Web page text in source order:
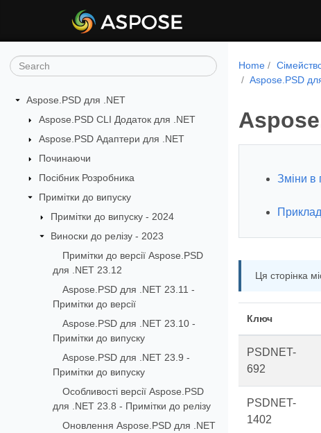
Aspose.PSD для .NET
Aspose.PSD CLI Додаток для .NET
Aspose.PSD Адаптери для .NET
Починаючи
Посібник Розробника
Примітки до випуску
Примітки до випуску - 2024
Виноски до релізу - 2023
Примітки до версії Aspose.PSD
для .NET 23.12
Aspose.PSD для .NET 23.11 -
Примітки до версії
Aspose.PSD для .NET 23.10 -
Примітки до випуску
Aspose.PSD для .NET 23.9 -
Примітки до випуску
Особливості версії Aspose.PSD
для .NET 23.8 - Примітки до релізу
Оновлення Aspose.PSD для .NET
Home
Aspose.PSD
Зміни в
Ця сторінка
Ключ
PSDNET-
692
PSDNET-
1402